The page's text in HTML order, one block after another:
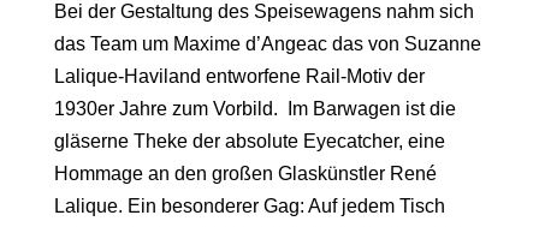
Bei der Gestaltung des Speisewagens nahm sich
das Team um Maxime d’Angeac das von Suzanne
Lalique-Haviland entworfene Rail-Motiv der
1930er Jahre zum Vorbild. Im Barwagen ist die
gläserne Theke der absolute Eyecatcher, eine
Hommage an den großen Glaskünstler René
Lalique. Ein besonderer Gag: Auf jedem Tisch